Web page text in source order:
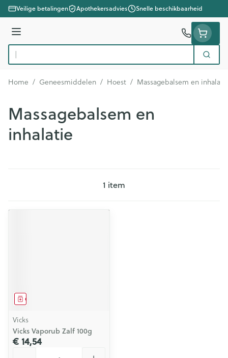
Ga naar de inhoud
Veilige betalingen Apothekersadvies Snelle beschikbaarheid
Menu
Product, merk, categorie...
Zoek
Home / Geneesmiddelen / Hoest / Massagebalsem en
Massagebalsem en
inhalatie
1 item
Geneesmiddel
Vicks
Vicks Vaporub Zalf 100g
€ 14,54